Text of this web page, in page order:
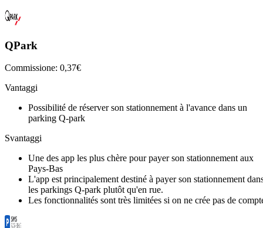
QPark
Commissione: 0,37€
Vantaggi
Possibilité de réserver son stationnement à l'avance dans un
parking Q-park
Svantaggi
Une des app les plus chère pour payer son stationnement aux
Pays-Bas
L'app est principalement destiné à payer son stationnement
les parkings Q-park plutôt qu'en rue.
Les fonctionnalités sont très limitées si on ne crée pas de